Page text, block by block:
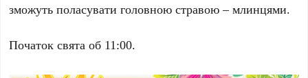
зможуть поласувати головною стравою – млинцями.
Початок свята об 11:00.